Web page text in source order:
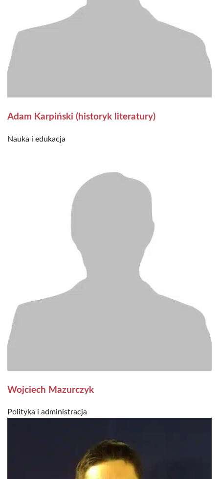
Adam Karpiński (historyk literatury)
Nauka i edukacja
Wojciech Mazurczyk
Polityka i administracja